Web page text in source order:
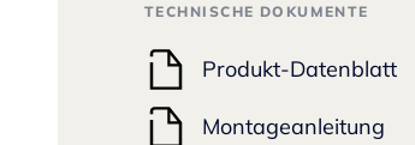
TECHNISCHE DOKUMENTE
Produkt-Datenblatt
Montageanleitung